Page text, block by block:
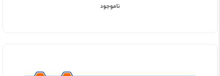
ناموجود